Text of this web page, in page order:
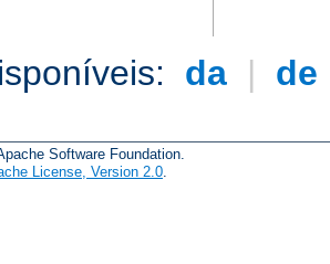
da | de
Software Foundation.
License, Version 2.0